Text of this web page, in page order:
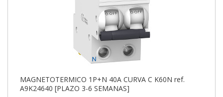
MAGNETOTERMICO 1P+N 40A CURVA C K60N ref.
A9K24640 [PLAZO 3-6 SEMANAS]